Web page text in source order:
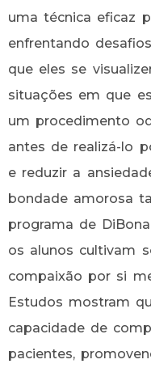
uma técnica eficaz
enfrentando
que eles se
situações em que
um procedimento
antes de realizá-lo
e reduzir a
bondade amorosa
programa de
os alunos cultivam
compaixão por si
Estudos mostram
capacidade de
pacientes,